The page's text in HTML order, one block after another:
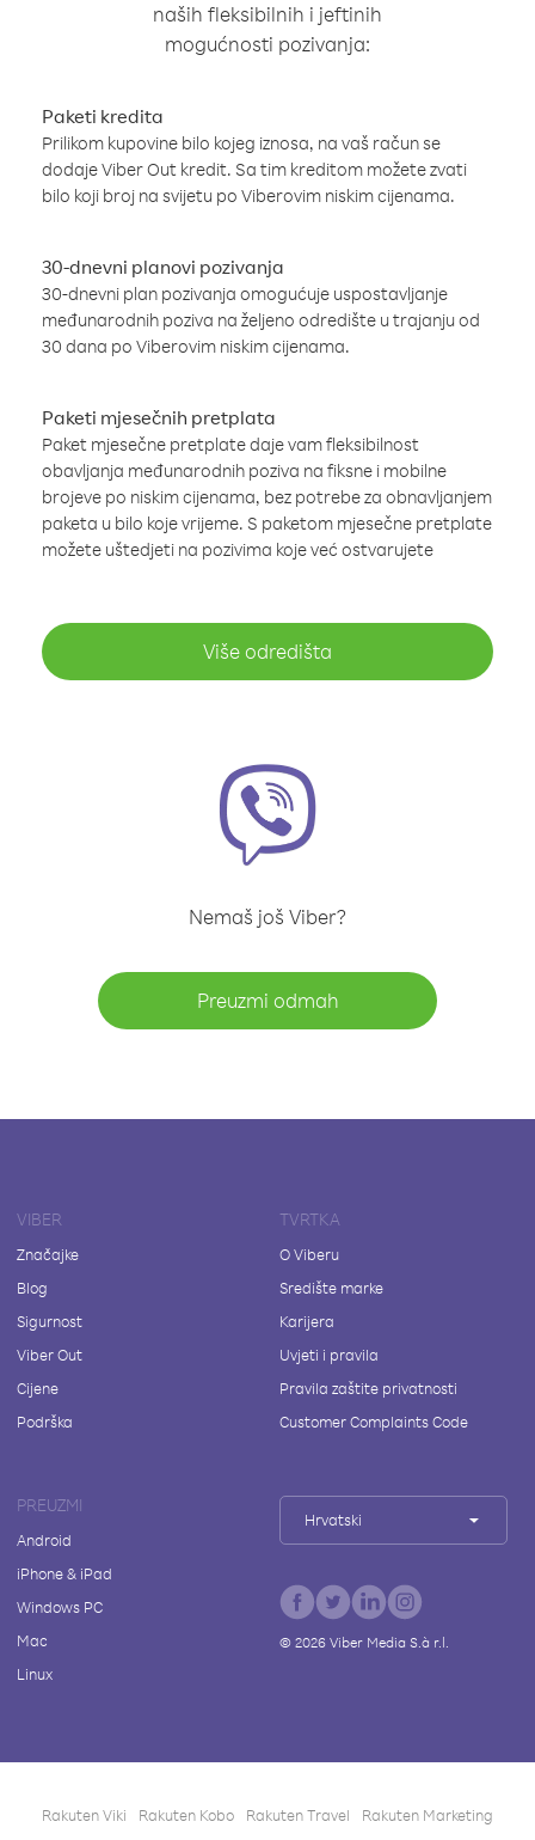
naših fleksibilnih i jeftinih
mogućnosti pozivanja:
Paketi kredita
Prilikom kupovine bilo kojeg iznosa, na vaš račun se
dodaje Viber Out kredit. Sa tim kreditom možete zvati
bilo koji broj na svijetu po Viberovim niskim cijenama.
30-dnevni planovi pozivanja
30-dnevni plan pozivanja omogućuje uspostavljanje
međunarodnih poziva na željeno odredište u trajanju od
30 dana po Viberovim niskim cijenama.
Paketi mjesečnih pretplata
Paket mjesečne pretplate daje vam fleksibilnost
obavljanja međunarodnih poziva na fiksne i mobilne
brojeve po niskim cijenama, bez potrebe za obnavljanjem
paketa u bilo koje vrijeme. S paketom mjesečne pretplate
možete uštedjeti na pozivima koje već ostvarujete
Više odredišta
Nemaš još Viber?
Preuzmi odmah
VIBER
Značajke
Blog
Sigurnost
Viber Out
Cijene
Podrška
TVRTKA
O Viberu
Središte marke
Karijera
Uvjeti i pravila
Pravila zaštite privatnosti
Customer Complaints Code
PREUZMI
Android
iPhone & iPad
Windows PC
Mac
Linux
Hrvatski
© 2026Viber Media S.à r.l.
Rakuten Viki Rakuten Kobo Rakuten Travel Rakuten Marketing